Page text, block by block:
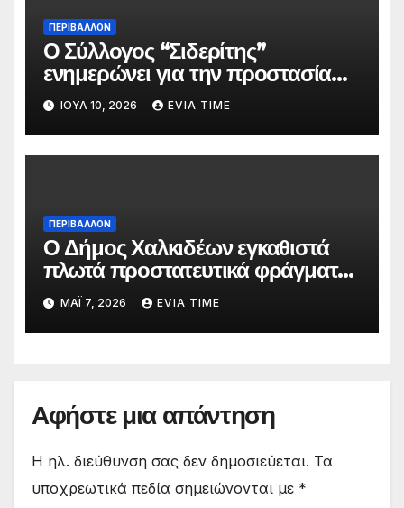
ΠΕΡΙΒΑΛΛΟΝ
Ο Σύλλογος “Σιδερίτης”
ενημερώνει για την προστασία
προσωπικών δεδομένων
ΙΟΎΛ 10, 2026 EVIA TIME
ΠΕΡΙΒΑΛΛΟΝ
Ο Δήμος Χαλκιδέων εγκαθιστά
πλωτά προστατευτικά φράγματα
στις παραλίες του
ΜΆΙ 7, 2026 EVIA TIME
Αφήστε μια απάντηση
Η ηλ. διεύθυνση σας δεν δημοσιεύεται. Τα
υποχρεωτικά πεδία σημειώνονται με *